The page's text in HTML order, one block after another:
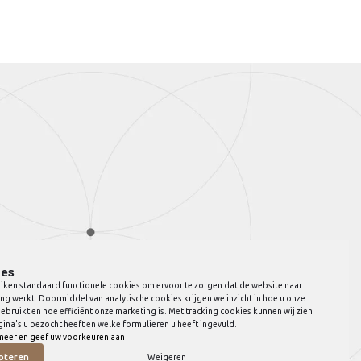
standaard functionele cookies om ervoor te zorgen dat de website naar
werkt. Doormiddel van analytische cookies krijgen we inzicht in hoe u onze
en hoe efficiënt onze marketing is. Met tracking cookies kunnen wij zien
u bezocht heeft en welke formulieren u heeft ingevuld.
en geef uw voorkeuren aan
Weigeren